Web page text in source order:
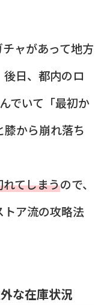
ャがあって地方
日、都内のロ
でいて「最初か
から崩れ落ち
てしまうので、
ア流の攻略法
な在庫状況